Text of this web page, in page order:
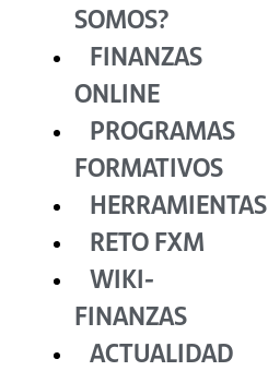
SOMOS?
FINANZAS
ONLINE
PROGRAMAS
FORMATIVOS
HERRAMIENTAS
RETO FXM
WIKI-
FINANZAS
ACTUALIDAD